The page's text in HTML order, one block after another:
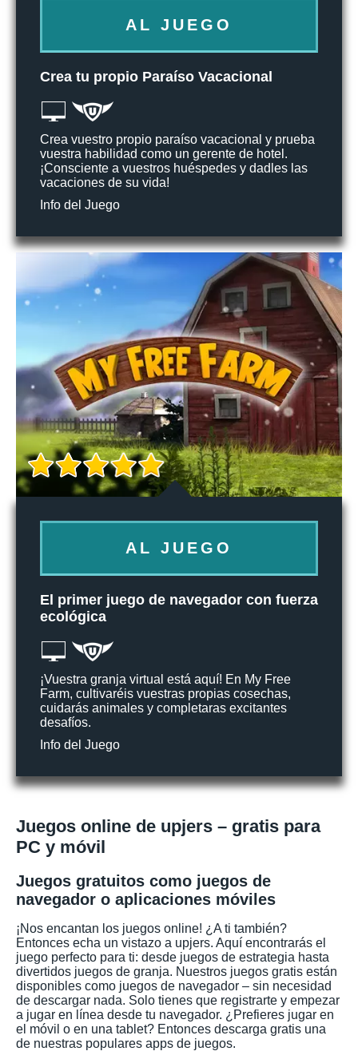
AL JUEGO
Crea tu propio Paraíso Vacacional
Crea vuestro propio paraíso vacacional y prueba
vuestra habilidad como un gerente de hotel.
¡Consciente a vuestros huéspedes y dadles las
vacaciones de su vida!
Info del Juego
AL JUEGO
El primer juego de navegador con fuerza
ecológica
¡Vuestra granja virtual está aquí! En My Free
Farm, cultivaréis vuestras propias cosechas,
cuidarás animales y completaras excitantes
desafíos.
Info del Juego
Juegos online de upjers – gratis para
PC y móvil
Juegos gratuitos como juegos de
navegador o aplicaciones móviles
¡Nos encantan los juegos online! ¿A ti también?
Entonces echa un vistazo a upjers. Aquí encontrarás el
juego perfecto para ti: desde juegos de estrategia hasta
divertidos juegos de granja. Nuestros juegos gratis están
disponibles como juegos de navegador – sin necesidad
de descargar nada. Solo tienes que registrarte y empezar
a jugar en línea desde tu navegador. ¿Prefieres jugar en
el móvil o en una tablet? Entonces descarga gratis una
de nuestras populares apps de juegos.